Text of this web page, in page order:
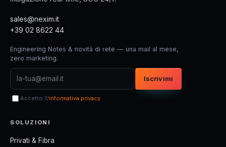
sales@nexim.it
+39 02 8622 44
Engineering Notes & novità di rete — una mail al mese,
zero marketing.
Iscrivimi
Accetto l\'informativa privacy
SOLUZIONI
Privati & Fibra